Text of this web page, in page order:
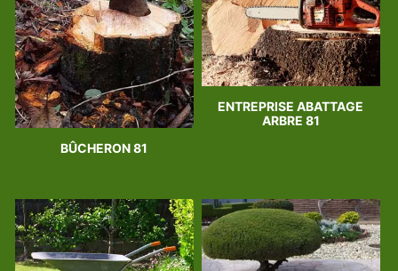
BÛCHERON 81
ENTREPRISE ABATTAGE
ARBRE 81